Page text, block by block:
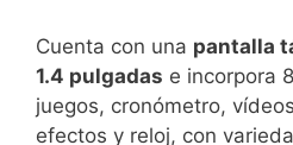
Cuenta con una pantalla
1.4 pulgadas e incorpora 8
juegos, cronómetro,
efectos y reloj, con